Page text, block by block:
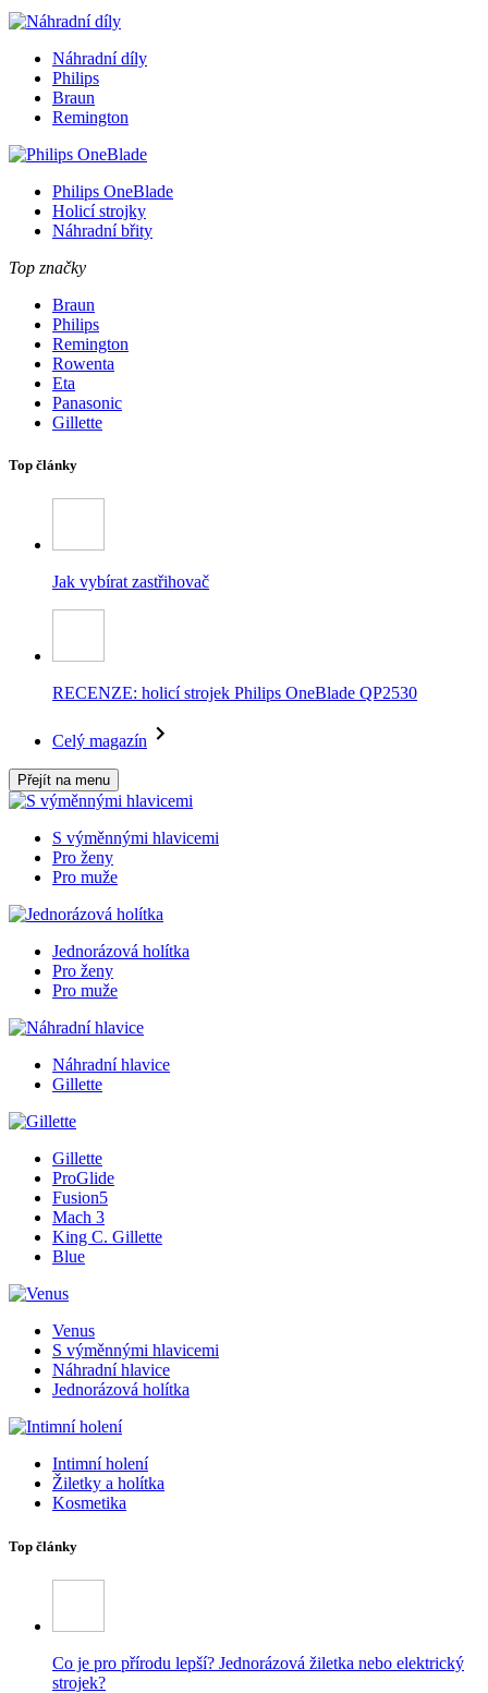
Náhradní díly
Philips
Braun
Remington
Philips OneBlade
Holicí strojky
Náhradní břity
Top značky
Braun
Philips
Remington
Rowenta
Eta
Panasonic
Gillette
Top články
Jak vybírat zastřihovač
RECENZE: holicí strojek Philips OneBlade QP2530
Celý magazín
Přejít na menu
S výměnnými hlavicemi
Pro ženy
Pro muže
Jednorázová holítka
Pro ženy
Pro muže
Náhradní hlavice
Gillette
Gillette
ProGlide
Fusion5
Mach 3
King C. Gillette
Blue
Venus
S výměnnými hlavicemi
Náhradní hlavice
Jednorázová holítka
Intimní holení
Žiletky a holítka
Kosmetika
Top články
Co je pro přírodu lepší? Jednorázová žiletka nebo elektrický
strojek?